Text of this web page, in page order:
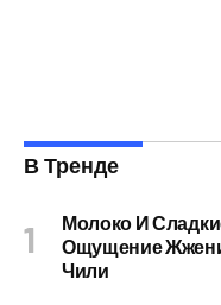
В Тренде
Молоко И
Ощущение
Чили